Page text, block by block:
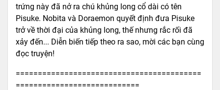
trứng này đã nở ra chú khủng long cổ dài có tên
Pisuke. Nobita và Doraemon quyết định đưa Pisuke
trở về thời đại của khủng long, thế nhưng rắc rối đã
xảy đến... Diễn biến tiếp theo ra sao, mời các bạn cùng
đọc truyện!
==========================================
============================